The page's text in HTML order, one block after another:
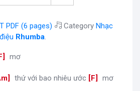
PDF (6 pages) Category Nhạc
Rhumba.
mơ
thứ với bao nhiêu ước [F mơ